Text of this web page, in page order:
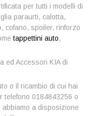
per tutti i modelli di
paraurti, calotta,
cofano, spoiler, rinforzo
tappettini auto,
ed Accessori KIA di
o il ricambio di cui hai
telefono 0184843256 o
, abbiamo a disposizione